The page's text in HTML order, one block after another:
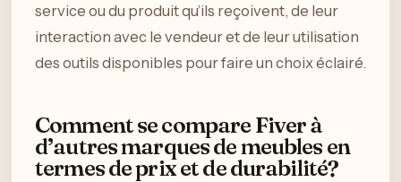
service ou du produit qu’ils reçoivent, de leur
interaction avec le vendeur et de leur utilisation
des outils disponibles pour faire un choix éclairé.
Comment se compare Fiver à
d’autres marques de meubles en
termes de prix et de durabilité?